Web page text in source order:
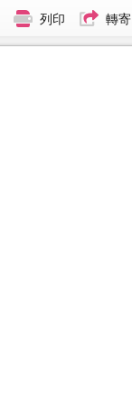
列印 轉寄